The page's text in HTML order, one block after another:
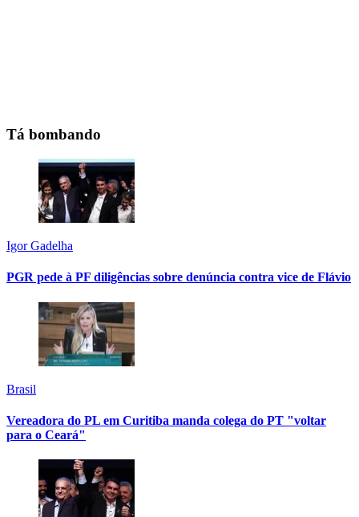
Tá bombando
Igor Gadelha
PGR pede à PF diligências sobre denúncia contra vice de Flávio
Brasil
Vereadora do PL em Curitiba manda colega do PT "voltar
para o Ceará"